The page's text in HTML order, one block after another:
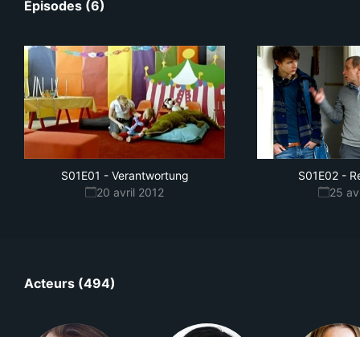
Épisodes (6)
S01E01 - Verantwortung
20 avril 2012
S01E02-
25
Acteurs (494)